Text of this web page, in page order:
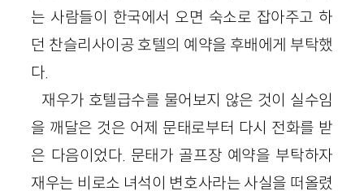
는 사람들이 한국에서 오면 숙소로 잡아주고 하
던 찬슬리사이공 호텔의 예약을 후배에게 부탁했
다.
재우가 호텔급수를 물어보지 않은 것이 실수임
을 깨달은 것은 어제 문태로부터 다시 전화를 받
은 다음이었다. 문태가 골프장 예약을 부탁하자
재우는 비로소 녀석이 변호사라는 사실을 떠올렸